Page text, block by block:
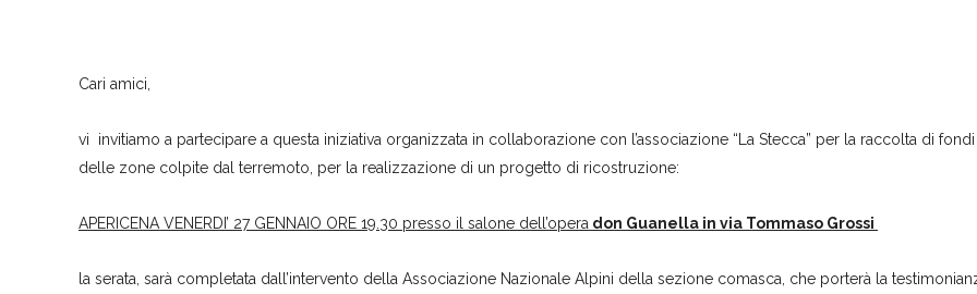
Cari amici,
vi invitiamo a partecipare a questa iniziativa organizzata in collaborazione con l’associazione “La Stecca” per la raccolta di
delle zone colpite dal terremoto, per la realizzazione di un progetto di ricostruzione:
APERICENA VENERDI’ 27 GENNAIO ORE 19.30 presso il salone dell’opera don Guanella in via Tommaso Grossi
la serata, sarà completata dall’intervento della Associazione Nazionale Alpini della sezione comasca, che porterà la